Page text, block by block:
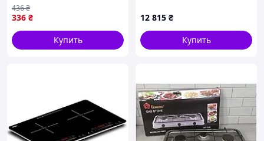
Белая
336 ₴
436₴
Купить
поверхностью RAF 8514
12 815 ₴
Купить